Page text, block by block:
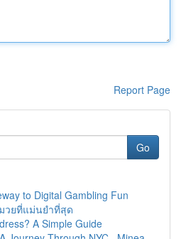
Report Page
Go
to Digital Gambling Fun
วยที่แม่นยำที่สุด
A Simple Guide